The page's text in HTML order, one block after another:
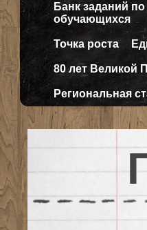
Банк заданий
обучающихся
Точка роста
80 лет Великой
Региональная